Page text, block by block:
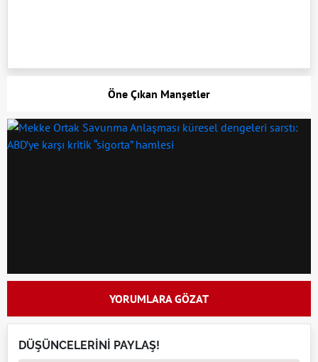
Öne Çıkan Manşetler
YORUMLARA GÖZAT
DÜŞÜNCELERİNİ PAYLAŞ!